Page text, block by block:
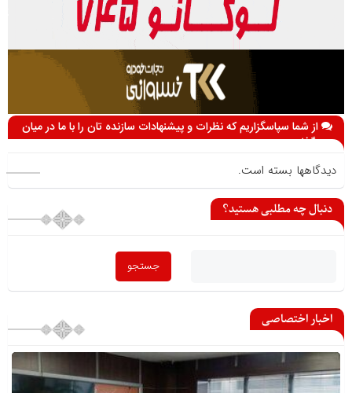
از شما سپاسگزاریم که نظرات و پیشنهادات سازنده تان را با ما در میان
می گذارید
دیدگاهها بسته است.
دنبال چه مطلبی هستید؟
اخبار اختصاصی